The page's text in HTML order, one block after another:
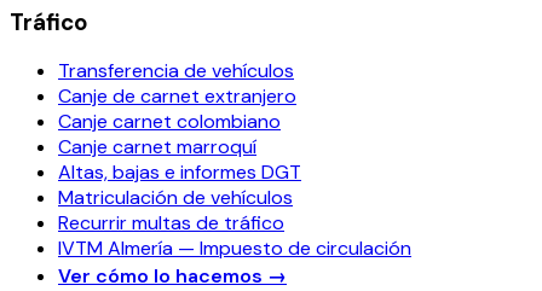
Tráfico
Transferencia de vehículos
Canje de carnet extranjero
Canje carnet colombiano
Canje carnet marroquí
Altas, bajas e informes DGT
Matriculación de vehículos
Recurrir multas de tráfico
IVTM Almería — Impuesto de circulación
Ver cómo lo hacemos →